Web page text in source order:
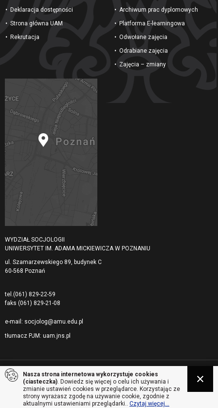
Deklaracja dostępności
Strona główna UAM
Rekrutacja
Archiwum prac dyplomowych
Platforma E-learningowa
Odwołane zajęcia
Odrabiane zajęcia
Zajęcia – zmiany
WYDZIAŁ SOCJOLOGII
UNIWERSYTET IM. ADAMA MICKIEWICZA W POZNANIU
ul. Szamarzewskiego 89, budynek C
60-568 Poznań
tel.(061) 829-22-59
faks (061) 829-21-08
e-mail: socjolog@amu.edu.pl
tłumacz PJM: uam.jns.pl
© 2026 Uniwersytet Adama Mickiewicza, Wydział Socjologii. Wszelkie prawa
zastrzeżone
Realizacja:
Nasza strona internetowa wykorzystuje cookies
(ciasteczka). Dowiedz się więcej o celu ich używania i
zmianie ustawień cookies w przeglądarce. Korzystając ze
strony wyrażasz zgodę na używanie cookie, zgodnie z
aktualnymi ustawieniami przeglądarki.. Czytaj więcej...